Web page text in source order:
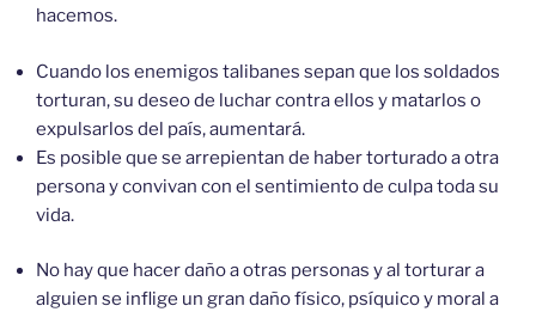
hacemos.
Cuando los enemigos talibanes sepan que los soldados
torturan, su deseo de luchar contra ellos y matarlos o
expulsarlos del país, aumentará.
Es posible que se arrepientan de haber torturado a otra
persona y convivan con el sentimiento de culpa toda su
vida.
No hay que hacer daño a otras personas y al torturar a
alguien se inflige un gran daño físico, psíquico y moral a